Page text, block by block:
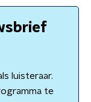
luisteraar.
te